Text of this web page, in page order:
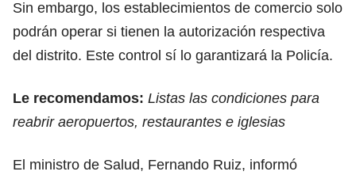
Sin embargo, los establecimientos de comercio solo
podrán operar si tienen la autorización respectiva
del distrito. Este control sí lo garantizará la Policía.
Le recomendamos: Listas las condiciones para
reabrir aeropuertos, restaurantes e iglesias
El ministro de Salud, Fernando Ruiz, informó